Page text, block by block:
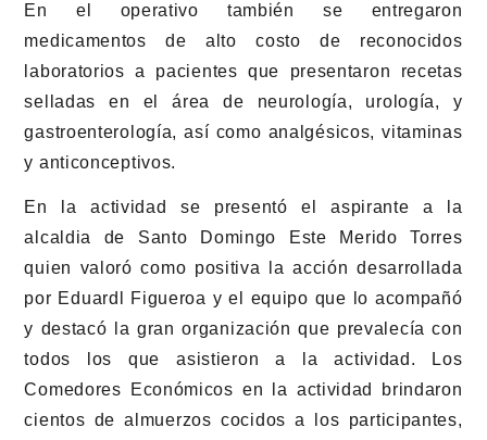
En el operativo también se entregaron
medicamentos de alto costo de reconocidos
laboratorios a pacientes que presentaron recetas
selladas en el área de neurología, urología, y
gastroenterología, así como analgésicos, vitaminas
y anticonceptivos.
En la actividad se presentó el aspirante a la
alcaldia de Santo Domingo Este Merido Torres
quien valoró como positiva la acción desarrollada
por Eduardl Figueroa y el equipo que lo acompañó
y destacó la gran organización que prevalecía con
todos los que asistieron a la actividad. Los
Comedores Económicos en la actividad brindaron
cientos de almuerzos cocidos a los participantes,